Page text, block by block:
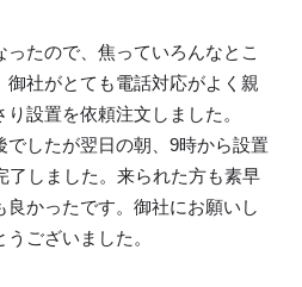
たので、焦っていろんなとこ
御社がとても電話対応がよく親
設置を依頼注文しました。
でしたが翌日の朝、9時から設置
了しました。来られた方も素早
良かったです。御社にお願いし
ございました。